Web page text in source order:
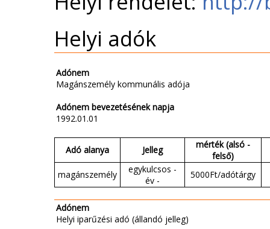
Helyi adók
Adónem
Magánszemély kommunális adója
Adónem bevezetésének napja
1992.01.01
Adó alanya Jelleg
mérték (alsó -
felső)
magánszemély
egykulcsos -
év -
5000Ft/adótárgy
Adónem
Helyi iparűzési adó (állandó jelleg)